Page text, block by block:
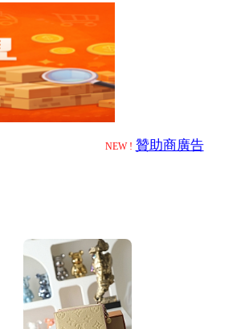
NEW ! 贊助商廣告